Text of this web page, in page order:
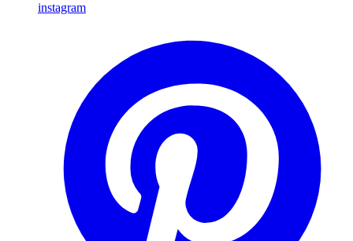
instagram